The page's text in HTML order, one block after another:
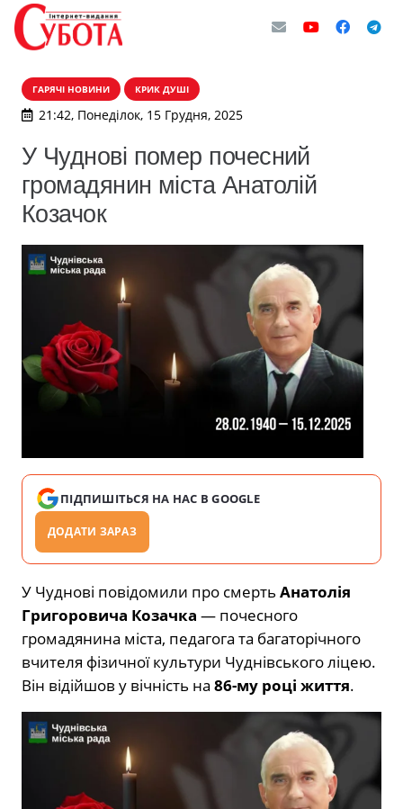
ГАРЯЧІ НОВИНИ КРИК ДУШІ
21:42, Понеділок, 15 Грудня, 2025
У Чуднові помер почесний
громадянин міста Анатолій
Козачок
ПІДПИШІТЬСЯ НА НАС В GOOGLE
ДОДАТИ ЗАРАЗ
У Чуднові повідомили про смерть Анатолія
Григоровича Козачка — почесного
громадянина міста, педагога та багаторічного
вчителя фізичної культури Чуднівського ліцею.
Він відійшов у вічність на 86-му році життя.